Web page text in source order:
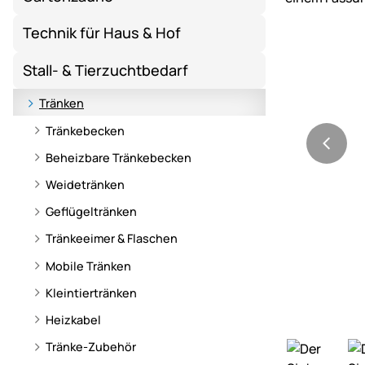
Technik für Haus & Hof
Stall- & Tierzuchtbedarf
Tränken
Tränkebecken
Beheizbare Tränkebecken
Weidetränken
Geflügeltränken
Tränkeeimer & Flaschen
Mobile Tränken
Kleintiertränken
Heizkabel
Tränke-Zubehör